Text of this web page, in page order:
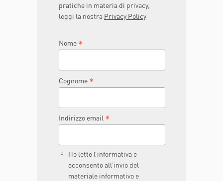
pratiche in materia di privacy,
leggi la nostra Privacy Policy
Nome *
Cognome *
Indirizzo email *
Ho letto l’informativa e
acconsento all’invio del
materiale informativo e